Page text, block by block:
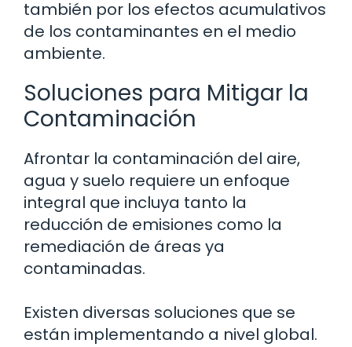
también por los efectos acumulativos
de los contaminantes en el medio
ambiente.
Soluciones para Mitigar la
Contaminación
Afrontar la contaminación del aire,
agua y suelo requiere un enfoque
integral que incluya tanto la
reducción de emisiones como la
remediación de áreas ya
contaminadas.
Existen diversas soluciones que se
están implementando a nivel global.